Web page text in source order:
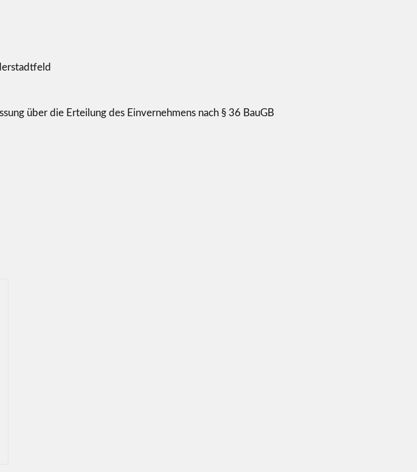
über die Erteilung des Einvernehmens nach § 36 BauGB